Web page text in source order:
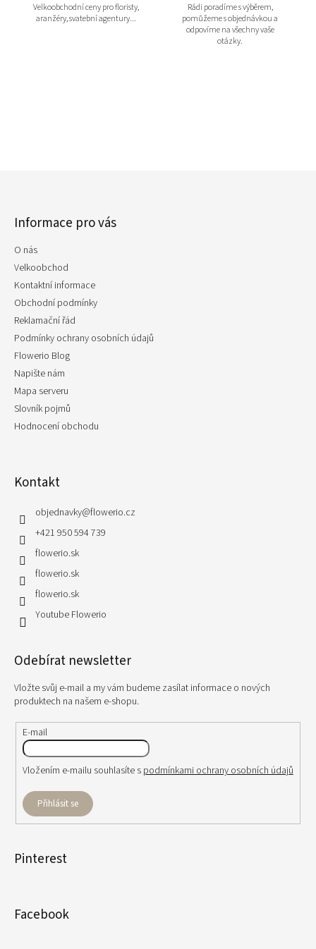
Velkoobchodní ceny pro floristy,
aranžéry, svatební agentury...
Rádi poradíme s výběrem,
pomůžeme s objednávkou a
odpovíme na všechny vaše
otázky.
Informace pro vás
O nás
Velkoobchod
Kontaktní informace
Obchodní podmínky
Reklamační řád
Podmínky ochrany osobních údajů
Flowerio Blog
Napište nám
Mapa serveru
Slovník pojmů
Hodnocení obchodu
Kontakt
objednavky@flowerio.cz
+421 950 594 739
flowerio.sk
flowerio.sk
flowerio.sk
Youtube Flowerio
Odebírat newsletter
Vložte svůj e-mail a my vám budeme zasílat informace o nových
produktech na našem e-shopu.
E-mail
Vložením e-mailu souhlasíte s podmínkami ochrany osobních údajů
Přihlásit se
Pinterest
Facebook